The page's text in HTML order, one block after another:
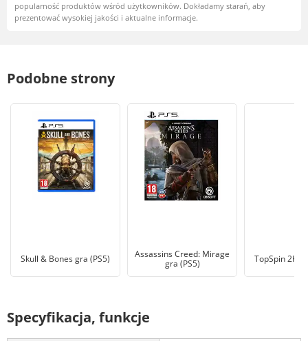
popularność produktów wśród użytkowników. Dokładamy starań, aby
prezentować wysokiej jakości i aktualne informacje.
Podobne strony
Skull & Bones gra (PS5)
Assassins Creed: Mirage
gra (PS5)
TopSpin
Specyfikacja, funkcje